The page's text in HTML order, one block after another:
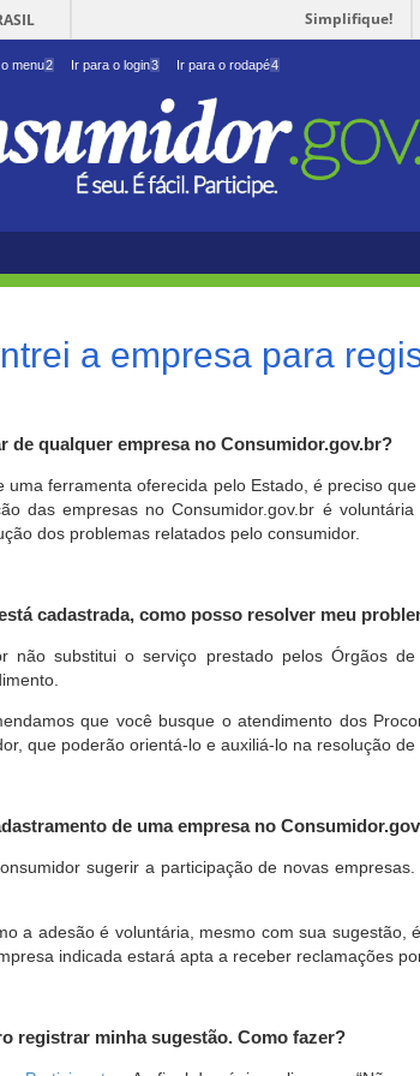
Simplifique!
menu2 Ir para o login3 Ir para o rodapé4
a empresa para
de qualquer empresa no Consumidor.gov.br?
uma ferramenta oferecida pelo Estado, é preciso
das empresas no Consumidor.gov.br é
dos problemas relatados pelo consumidor.
cadastrada, como posso resolver meu
não substitui o serviço prestado pelos Órgãos
que você busque o atendimento dos
que poderão orientá-lo e auxiliá-lo na resolução
de uma empresa no
sugerir a participação de novas
a adesão é voluntária, mesmo com sua
indicada estará apta a receber reclamações
registrar minha sugestão. Como fazer?